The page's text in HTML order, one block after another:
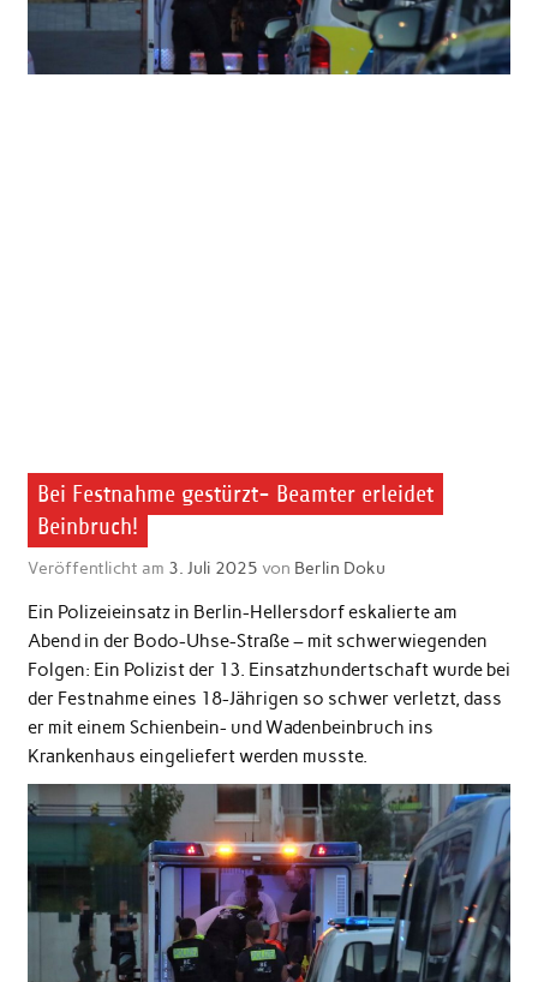
Bei Festnahme gestürzt- Beamter erleidet
Beinbruch!
Veröffentlicht am 3. Juli 2025 von Berlin Doku
Ein Polizeieinsatz in Berlin-Hellersdorf eskalierte am
Abend in der Bodo-Uhse-Straße – mit schwerwiegenden
Folgen: Ein Polizist der 13. Einsatzhundertschaft wurde bei
der Festnahme eines 18-Jährigen so schwer verletzt, dass
er mit einem Schienbein- und Wadenbeinbruch ins
Krankenhaus eingeliefert werden musste.